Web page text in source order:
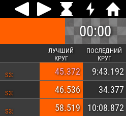
00:00
ЛУЧШИЙ
КРУГ
ПОСЛЕДНИЙ
КРУГ
S3: 45.372
9:43.192
S3: 46.536
34.377
S3: 58.519 10:08.872